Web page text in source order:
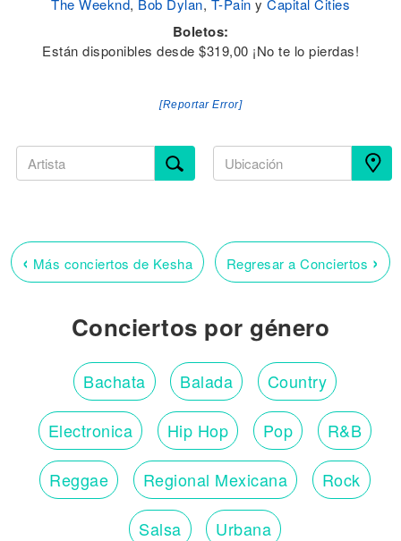
The Weeknd, Bob Dylan, T-Pain y Capital Cities
Boletos:
Están disponibles desde $319,00 ¡No te lo pierdas!
[Reportar Error]
‹ Más conciertos de Kesha Regresar a Conciertos ›
Conciertos por género
Bachata Balada Country
Electronica Hip Hop Pop R&B
Reggae Regional Mexicana Rock
Salsa Urbana